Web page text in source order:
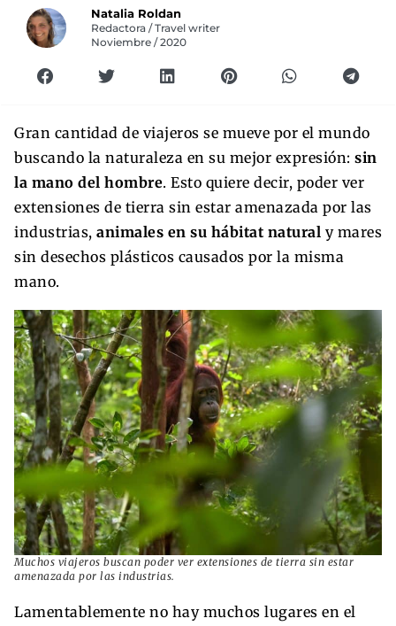
Natalia Roldan
Redactora / Travel writer
Noviembre / 2020
Gran cantidad de viajeros se mueve por el mundo
buscando la naturaleza en su mejor expresión: sin
la mano del hombre. Esto quiere decir, poder ver
extensiones de tierra sin estar amenazada por las
industrias, animales en su hábitat natural y mares
sin desechos plásticos causados por la misma
mano.
Muchos viajeros buscan poder ver extensiones de tierra sin estar
amenazada por las industrias.
Lamentablemente no hay muchos lugares en el